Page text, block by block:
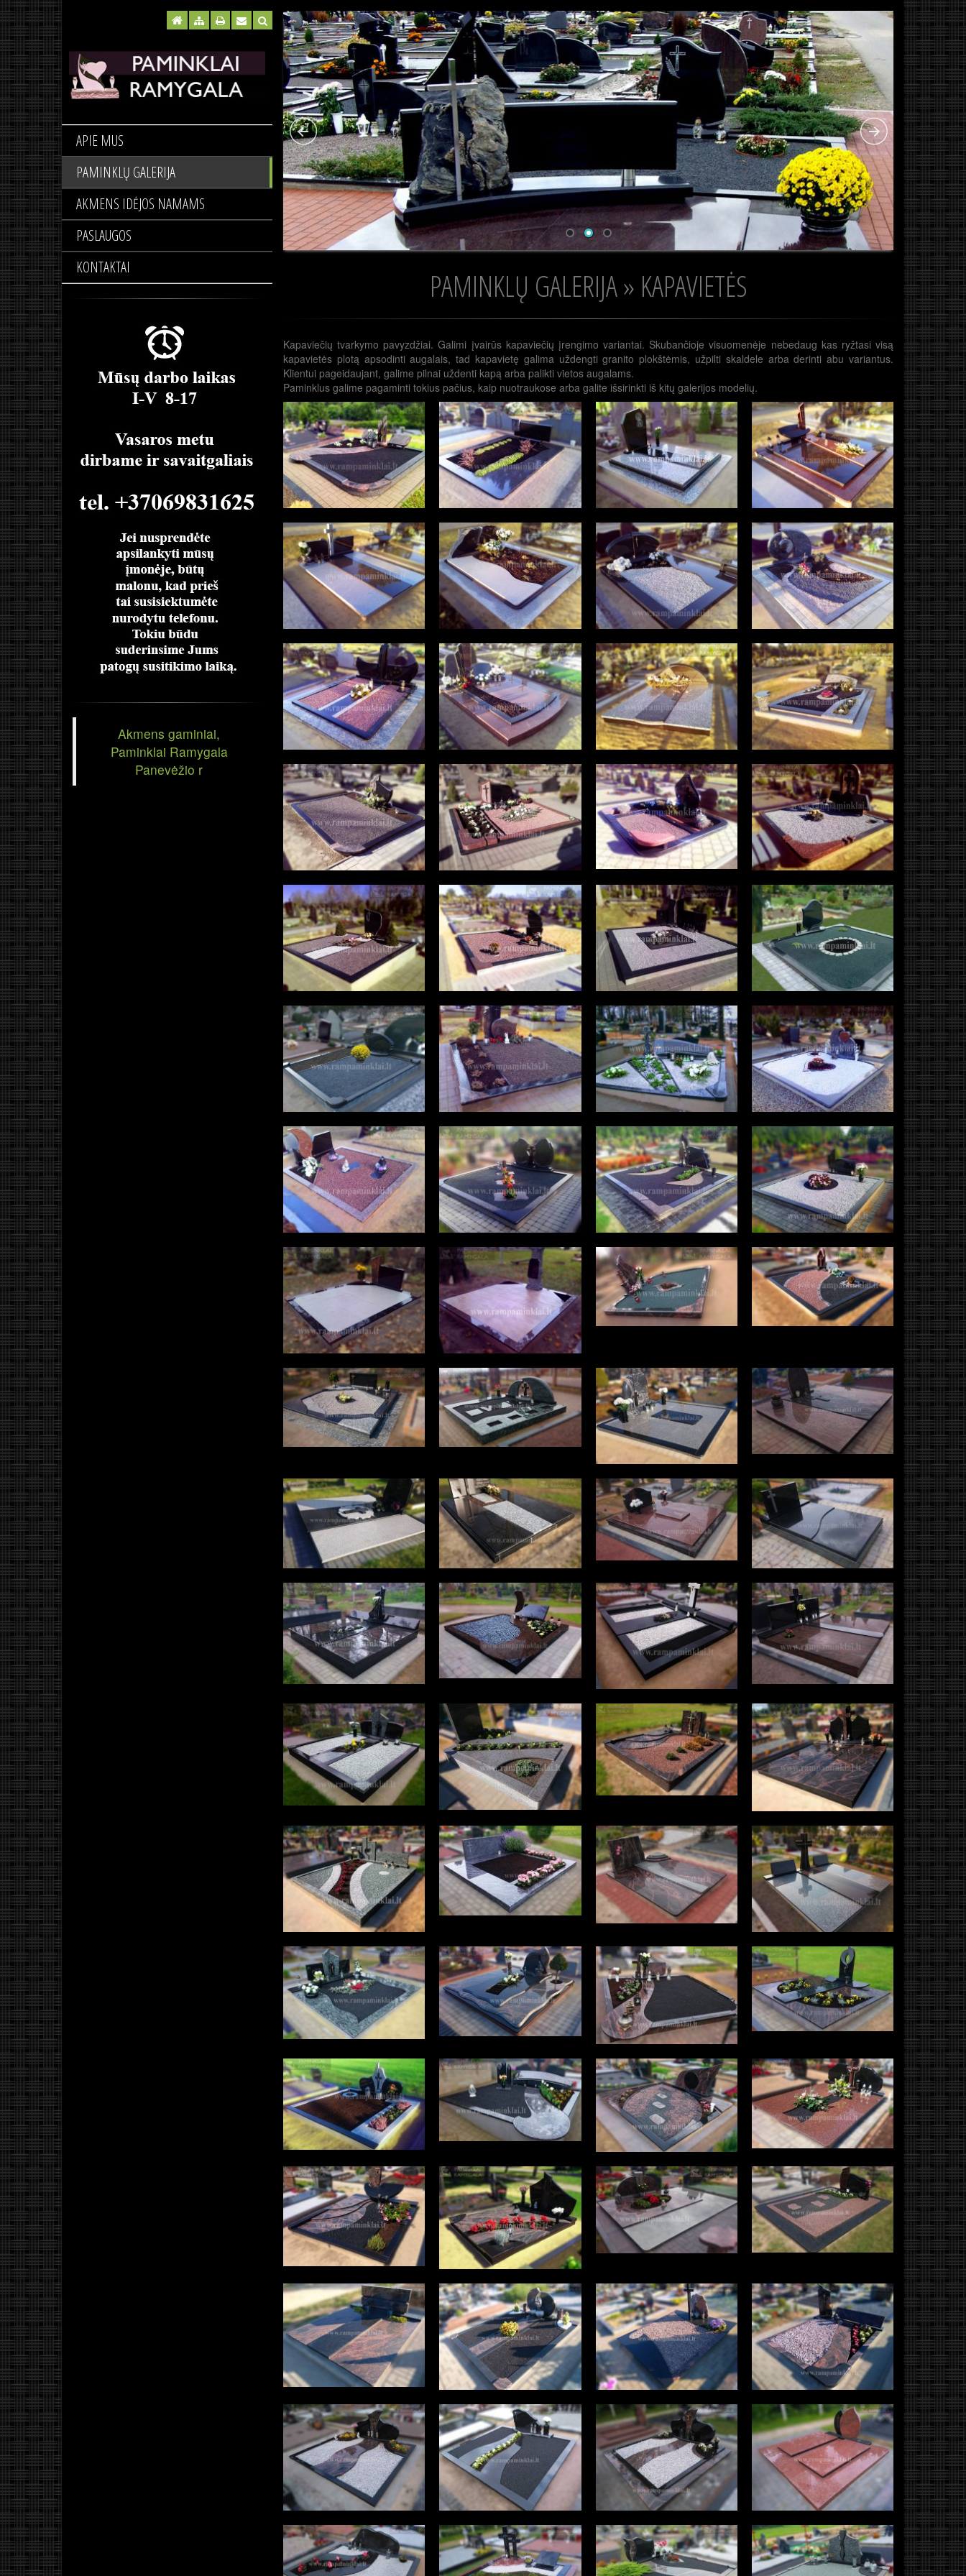
APIE MUS
PAMINKLŲ GALERIJA
AKMENS IDĖJOS NAMAMS
PASLAUGOS
KONTAKTAI
Akmens gaminiai,
Paminklai Ramygala
Panevėžio r
PAMINKLŲ GALERIJA » KAPAVIETĖS
Kapaviečių tvarkymo pavyzdžiai. Galimi įvairūs kapaviečių įrengimo variantai. Skubančioje visuomenėje nebedaug kas ryžtasi visą
kapavietės plotą apsodinti augalais, tad kapavietę galima uždengti granito plokštėmis, užpilti skaldele arba derinti abu variantus.
Klientui pageidaujant, galime pilnai uždenti kapą arba palikti vietos augalams.
Paminklus galime pagaminti tokius pačius, kaip nuotraukose arba galite išsirinkti iš kitų galerijos modelių.